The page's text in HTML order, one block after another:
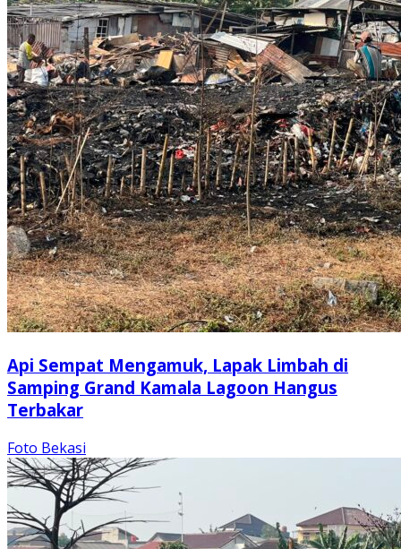
Api Sempat Mengamuk, Lapak Limbah di
Samping Grand Kamala Lagoon Hangus
Terbakar
Foto Bekasi